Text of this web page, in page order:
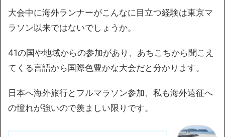
大会中に海外ランナーがこんなに目立つ経験は東京マ
ラソン以来ではないでしょうか。
41の国や地域からの参加があり、あちこちから聞こえ
てくる言語から国際色豊かな大会だと分かります。
日本へ海外旅行とフルマラソン参加、私も海外遠征へ
の憧れが強いので羨ましい限りです。